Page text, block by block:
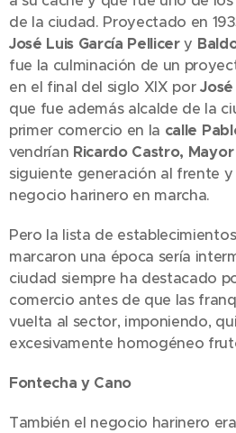
de la ciudad. Proyectado en
José Luis García Pellicery
fue la culminación de un
en el final del siglo XIX por
que fue además alcalde de la
primer comercio en la calle
vendrían Ricardo Castro, Mayor
siguiente generación al frente
negocio harinero en marcha.
Pero la lista de
marcaron una época sería
ciudad siempre ha destacado
comercio antes de que las
vuelta al sector, imponiendo,
excesivamente homogéneo
Fontecha y Cano
También el negocio harinero